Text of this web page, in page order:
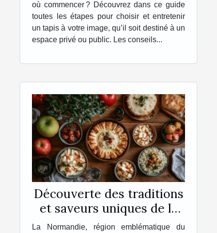
où commencer ? Découvrez dans ce guide
toutes les étapes pour choisir et entretenir
un tapis à votre image, qu’il soit destiné à un
espace privé ou public. Les conseils...
Découverte des traditions
et saveurs uniques de la
Normandie
La Normandie, région emblématique du